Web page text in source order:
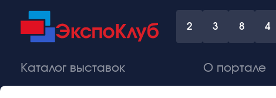
2 3 8 4
Каталог выставок О портале